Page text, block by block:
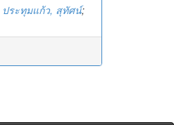
ประทุมแก้ว, สุทัศน์;